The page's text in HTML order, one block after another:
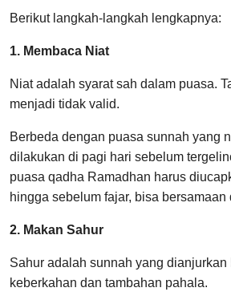
Berikut langkah-langkah lengkapnya:
1. Membaca Niat
Niat adalah syarat sah dalam puasa.
menjadi tidak valid.
Berbeda dengan puasa sunnah yang
dilakukan di pagi hari sebelum
puasa qadha Ramadhan harus
hingga sebelum fajar, bisa bersamaan
2. Makan Sahur
Sahur adalah sunnah yang
keberkahan dan tambahan pahala.